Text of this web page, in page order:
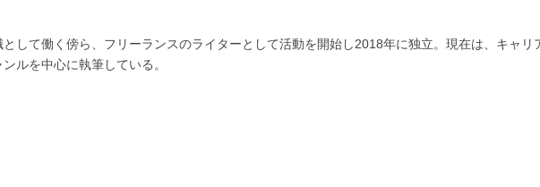
して働く傍ら、フリーランスのライターとして活動を開始し2018年に独立。現在は、キャリ
ルを中心に執筆している。